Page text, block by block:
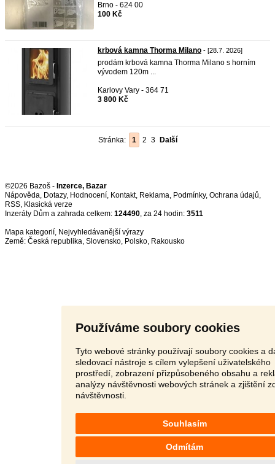
Používáme soubory cookies
Tyto webové stránky používají soubory cookies a
sledovací nástroje s cílem vylepšení uživatelského
prostředí, zobrazení přizpůsobeného obsahu a
analýzy návštěvnosti webových stránek a zjištění
návštěvnosti.
Souhlasím
Odmítám
Brno - 624 00
100 Kč
krbová kamna Thorma Milano - [28.7. 2026]
prodám krbová kamna Thorma Milano s horním
vývodem 120m ...
Karlovy Vary - 364 71
3 800 Kč
Stránka: 1 2 3 Další
©2026 Bazoš - Inzerce, Bazar
Nápověda, Dotazy, Hodnocení, Kontakt, Reklama, Podmínky, Ochrana údajů,
RSS,
Inzeráty Dům a zahrada celkem: 124490, za 24 hodin: 3511
Mapa kategorií, Nejvyhledávanější výrazy
Země: Česká republika, Slovensko, Polsko, Rakousko